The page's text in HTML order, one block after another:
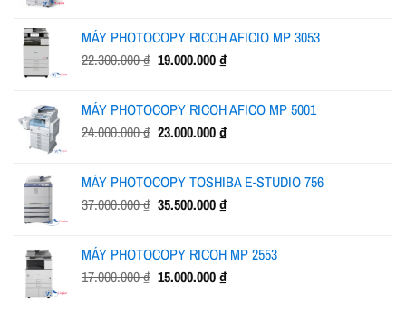
32.500.000 ₫.là:
24.500.000 ₫.
MÁY PHOTOCOPY RICOH AFICIO MP 3053
22.300.000₫ Giá
22.300.000 ₫.
19.000.000₫Giá
là:
19.000.000 ₫.
MÁY PHOTOCOPY RICOH AFICO MP 5001
24.000.000₫ Giá
24.000.000 ₫.
23.000.000₫Giá
là:
23.000.000 ₫.
MÁY PHOTOCOPY TOSHIBA E-STUDIO 756
37.000.000₫ Giá
37.000.000 ₫.
35.500.000₫Giá
là:
35.500.000 ₫.
MÁY PHOTOCOPY RICOH MP 2553
17.000.000₫ Giá
15.000.000₫Giá